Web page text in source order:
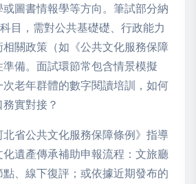
圖書情報學等方向。筆試部分納
目，需對公共基礎礎、行政能力
關政策（如《公共文化服務保障
備。面試環節常包含情景模擬
老年群體的數字閱讀培訓，如何
實對接？
省公共文化服務保障條例》指導
化遺產傳承補助申報流程：文旅廳
、線下復評；或依據近期發布的